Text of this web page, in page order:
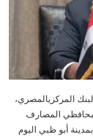
المركزيالمصري،
المصارف
بمدينة أبو ظبي اليوم